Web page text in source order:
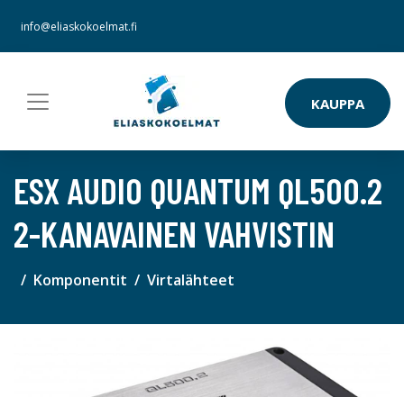
info@eliaskokoelmat.fi
KAUPPA
ESX AUDIO QUANTUM QL500.2
2-KANAVAINEN VAHVISTIN
Komponentit Virtalähteet